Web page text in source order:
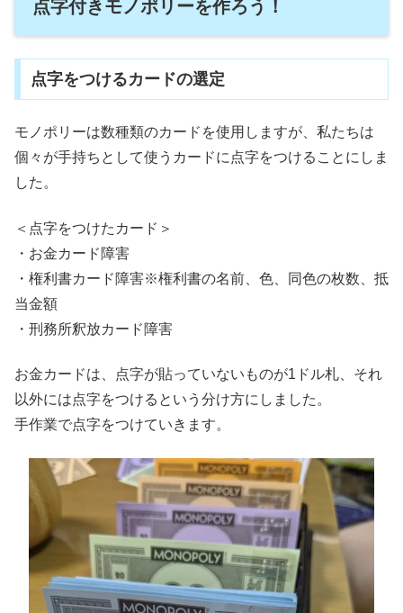
点字付きモノポリーを作ろう！
点字をつけるカードの選定
モノポリーは数種類のカードを使用しますが、私たちは
個々が手持ちとして使うカードに点字をつけることにしま
した。
＜点字をつけたカード＞
・お金カード障害
・権利書カード障害※権利書の名前、色、同色の枚数、抵
当金額
・刑務所釈放カード障害
お金カードは、点字が貼っていないものが1ドル札、それ
以外には点字をつけるという分け方にしました。
手作業で点字をつけていきます。